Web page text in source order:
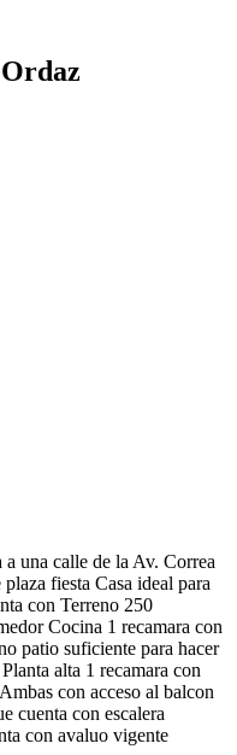
una calle de la Av. Correa
fiesta Casa ideal para
con Terreno 250
Cocina 1 recamara con
patio suficiente para hacer
alta 1 recamara con
con acceso al balcon
cuenta con escalera
con avaluo vigente